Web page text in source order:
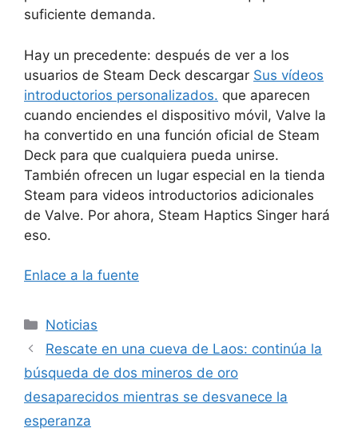
suficiente demanda.
Hay un precedente: después de ver a los
usuarios de Steam Deck descargar Sus vídeos
introductorios personalizados. que aparecen
cuando enciendes el dispositivo móvil, Valve la
ha convertido en una función oficial de Steam
Deck para que cualquiera pueda unirse.
También ofrecen un lugar especial en la tienda
Steam para videos introductorios adicionales
de Valve. Por ahora, Steam Haptics Singer hará
eso.
Enlace a la fuente
Categorías
Noticias
Rescate en una cueva de Laos: continúa la
búsqueda de dos mineros de oro
desaparecidos mientras se desvanece la
esperanza